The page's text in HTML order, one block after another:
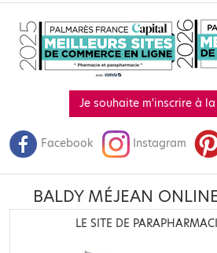
Je souhaite m'inscrire à
Facebook Instagram
BALDY MÉJEAN
LE SITE DE